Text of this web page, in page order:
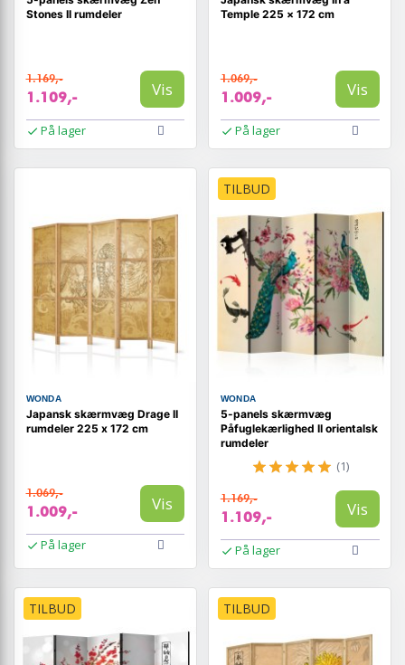
Stones II rumdeler
1.169,-
1.109,- Vis
På lager
Temple 225 × 172 cm
1.069,-
1.009,- Vis
På lager
WONDA
Japansk skærmvæg Drage II
rumdeler 225 x 172 cm
1.069,-
1.009,- Vis
På lager
TILBUD
WONDA
5-panels skærmvæg
Påfuglekærlighed II orientalsk
rumdeler
(1)
1.169,-
1.109,- Vis
På lager
TILBUD TILBUD